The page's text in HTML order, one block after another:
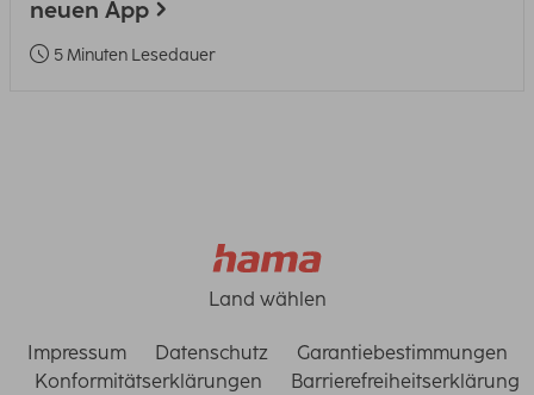
neuen App
5 Minuten Lesedauer
Land wählen
Impressum Datenschutz
Garantiebestimmungen
Konformitätserklärungen
Barrierefreiheitserklärung